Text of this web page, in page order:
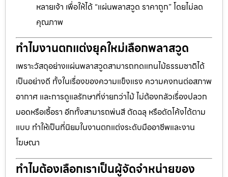
หลายเจ้า เพื่อให้ได้ “แผ่นพลาสวูด ราคาถูก” โดยไม่ลด
คุณภาพ
ทำไมงานตกแต่งยุคใหม่เลือกพลาสวูด
เพราะวัสดุอย่างแผ่นพลาสวูดสามารถทดแทนไม้ธรรมชาติได้
เป็นอย่างดี ทั้งในเรื่องของความแข็งแรง ความคงทนต่อสภาพ
อากาศ และการดูแลรักษาที่ง่ายกว่าไม้ ไม่ต้องกลัวเรื่องปลวก
มอดหรือเชื้อรา อีกทั้งสามารถพ่นสี ตัดฉลุ หรือดัดโค้งได้ตาม
แบบ ทำให้เป็นที่นิยมในงานตกแต่งระดับมืออาชีพและงาน
โฆษณา
ทำไมต้องเลือกเราเป็นผู้จัดจำหน่ายของ